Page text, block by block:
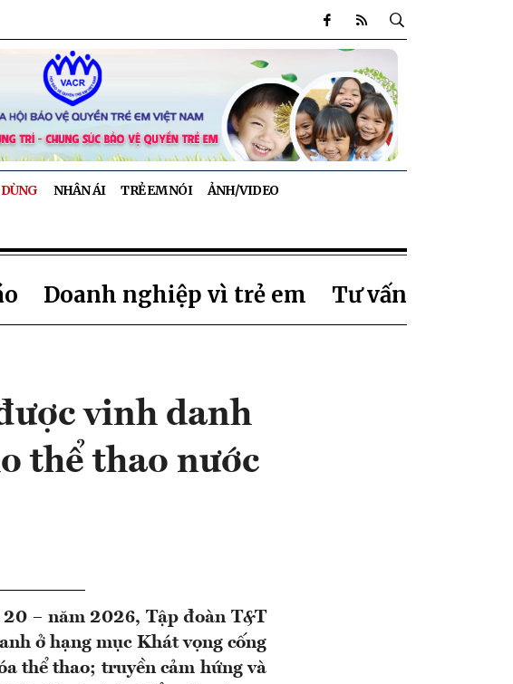
NHÂN ÁI TRẺ EM NÓI ẢNH/VIDEO
Doanh nghiệp vì trẻ em Tư vấn
vinh danh
thể thao nước
– năm 2026, Tập đoàn T&T
ở hạng mục Khát vọng cống
thể thao; truyền cảm hứng và